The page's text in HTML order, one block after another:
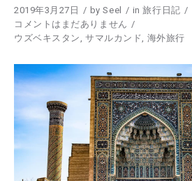
2019年3月27日 bySeel in旅行日記
コメントはまだありません
ウズベキスタン,サマルカンド, 海外旅行